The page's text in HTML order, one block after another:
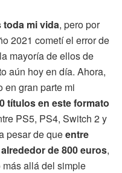
mi vida, pero por
2021 cometí el error de
mayoría de ellos de
aún hoy en día. Ahora,
en gran parte mi
títulos en este formato
PS5, PS4, Switch 2 y
pesar de queentre
de 800 euros,
allá del simple